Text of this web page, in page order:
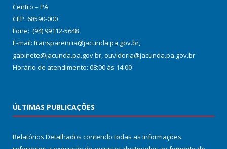
Centro – PA
CEP: 68590-000
Fone: (94) 99112-5648
E-mail: transparencia@jacunda.pa.gov.br,
gabinete@jacunda.pa.gov.br, ouvidoria@jacunda.pa.gov.br
Horário de atendimento: 08:00 às 14:00
ÚLTIMAS PUBLICAÇÕES
Relatórios Detalhados contendo todas as informações